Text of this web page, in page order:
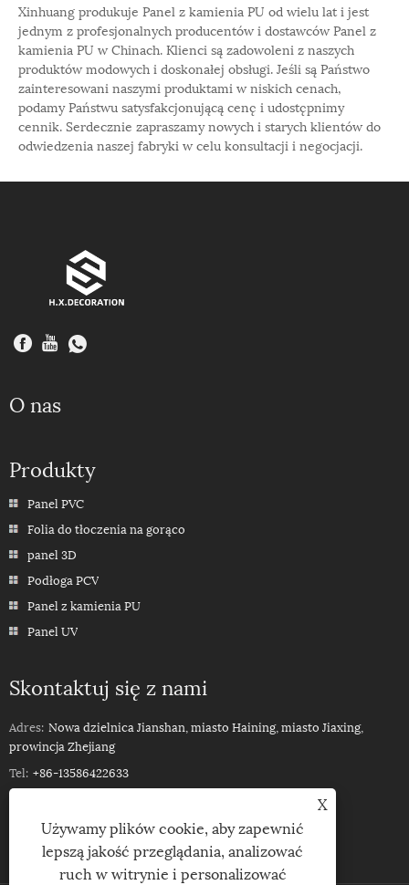
Xinhuang produkuje Panel z kamienia PU od wielu lat i jest
jednym z profesjonalnych producentów i dostawców Panel z
kamienia PU w Chinach. Klienci są zadowoleni z naszych
produktów modowych i doskonałej obsługi. Jeśli są Państwo
zainteresowani naszymi produktami w niskich cenach,
podamy Państwu satysfakcjonującą cenę i udostępnimy
cennik. Serdecznie zapraszamy nowych i starych klientów do
odwiedzenia naszej fabryki w celu konsultacji i negocjacji.
O nas
Produkty
Panel PVC
Folia do tłoczenia na gorąco
panel 3D
Podłoga PCV
Panel z kamienia PU
Panel UV
Skontaktuj się z nami
Adres: Nowa dzielnica Jianshan, miasto Haining, miasto Jiaxing,
prowincja Zhejiang
Tel: +86-13586422633
E-mail: ROSSPVCPANEL88@YEAH.NET
X
Używamy plików cookie, aby zapewnić
lepszą jakość przeglądania, analizować
ruch w witrynie i personalizować